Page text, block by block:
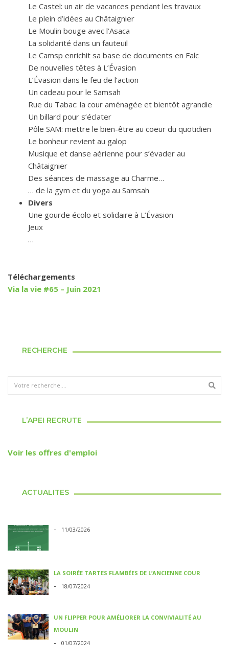
Le Castel: un air de vacances pendant les travaux
Le plein d’idées au Châtaignier
Le Moulin bouge avec l’Asaca
La solidarité dans un fauteuil
Le Camsp enrichit sa base de documents en Falc
De nouvelles têtes à L’Évasion
L’Évasion dans le feu de l’action
Un cadeau pour le Samsah
Rue du Tabac: la cour aménagée et bientôt agrandie
Un billard pour s’éclater
Pôle SAM: mettre le bien-être au coeur du quotidien
Le bonheur revient au galop
Musique et danse aérienne pour s’évader au
Châtaignier
Des séances de massage au Charme…
… de la gym et du yoga au Samsah
Divers
Une gourde écolo et solidaire à L’Évasion
Jeux
…
Téléchargements
Via la vie #65 – Juin 2021
RECHERCHE
L’APEI RECRUTE
Voir les offres d'emploi
ACTUALITES
- 11/03/2026
LA SOIRÉE TARTES FLAMBÉES DE L’ANCIENNE COUR
- 18/07/2024
UN FLIPPER POUR AMÉLIORER LA CONVIVIALITÉ AU
MOULIN
- 01/07/2024